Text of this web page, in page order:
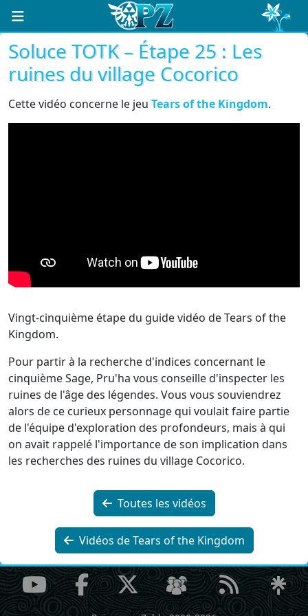
Soluce TOTK – Étape 25 : Les
ruines du village Cocorico
Cette vidéo concerne le jeu Tears of the Kingdom.
Vingt-cinquième étape du guide vidéo de Tears of the
Kingdom.
Pour partir à la recherche d'indices concernant le
cinquième Sage, Pru'ha vous conseille d'inspecter les
ruines de l'âge des légendes. Vous vous souviendrez
alors de ce curieux personnage qui voulait faire partie
de l'équipe d'exploration des profondeurs, mais à qui
on avait rappelé l'importance de son implication dans
les recherches des ruines du village Cocorico.
Toutes les vidéos
Vidéos de Tears of the Kingdom